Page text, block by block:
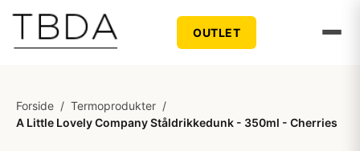
OUTLET
Forside / Termoprodukter /
A Little Lovely Company Ståldrikkedunk - 350ml - Cherries